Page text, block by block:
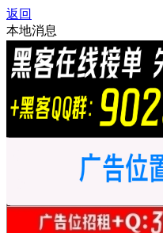
返回
本地消息